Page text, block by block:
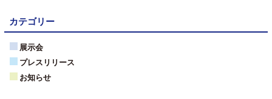
カテゴリー
お知らせ
プレスリリース
展示会